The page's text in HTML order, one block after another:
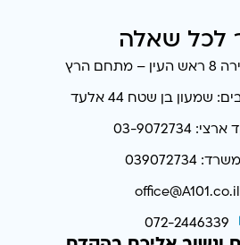
לכל שאלה
הרץ
שמעון בן שטח 44 אלעד
03-9072734
039072734
office@A101.co.il
072-2446339